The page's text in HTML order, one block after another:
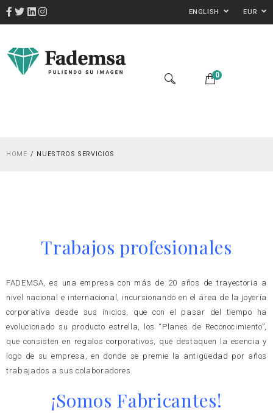
ENGLISH EUR
0
HOME NUESTROS SERVICIOS
Trabajos profesionales
FADEMSA, es una empresa con más de 20 años de trayectoria a
nivel nacional e internacional, incursionando en el área de la joyería
corporativa desde sus inicios, que con el pasar del tiempo ha
evolucionado su producto estrella, los “Planes de Reconocimiento”,
que consisten en regalos corporativos, que destaquen la esencia y
logo de su empresa, en donde se premie la antigüedad por años
trabajados a sus colaboradores.
¡Somos Fabricantes!